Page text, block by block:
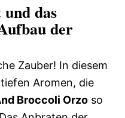
das
der
Zauber! In diesem
Aromen, die
Broccoli Orzo so